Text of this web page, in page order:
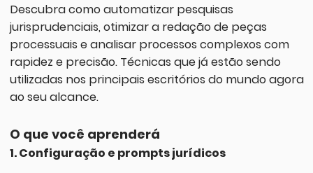
Descubra como automatizar pesquisas
jurisprudenciais, otimizar a redação de peças
processuais e analisar processos complexos com
rapidez e precisão. Técnicas que já estão sendo
utilizadas nos principais escritórios do mundo agora
ao seu alcance.
O que você aprenderá
1. Configuração e prompts jurídicos